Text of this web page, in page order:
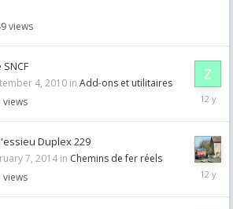
views
4, 2010 in Add-ons et utilitaires
views
March
2014
Duplex 229
7, 2014 in Chemins de fer réels
views
2014